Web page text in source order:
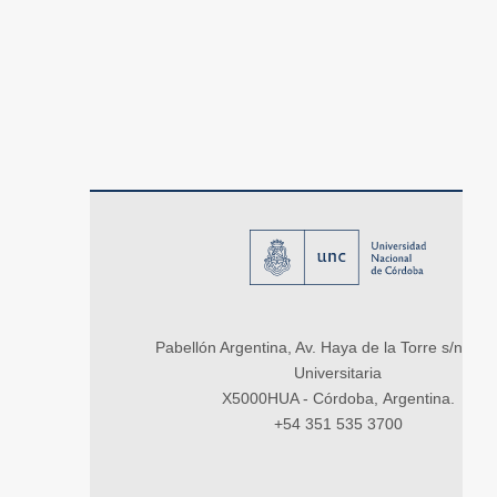
Pabellón Argentina, Av. Haya de la Torre s/n,
Universitaria
X5000HUA - Córdoba, Argentina.
+54 351 535 3700